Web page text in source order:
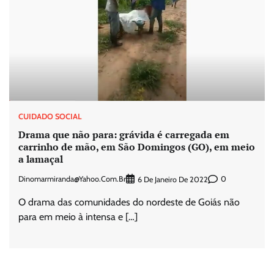
CUIDADO SOCIAL
Drama que não para: grávida é carregada em
carrinho de mão, em São Domingos (GO), em meio
a lamaçal
Dinomarmiranda@yahoo.com.br 6 De Janeiro De 2022 0
O drama das comunidades do nordeste de Goiás não
para em meio à intensa e […]